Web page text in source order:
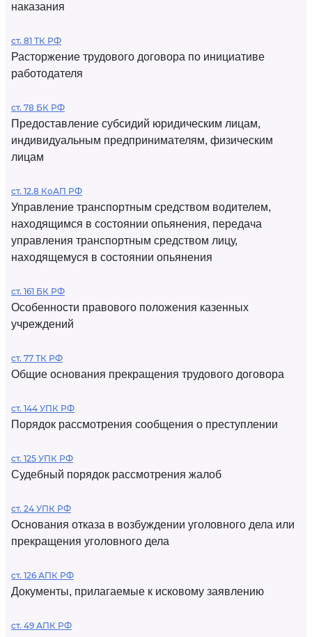
наказания
ст. 81 ТК РФ
Расторжение трудового договора по инициативе
работодателя
ст. 78 БК РФ
Предоставление субсидий юридическим лицам,
индивидуальным предпринимателям, физическим
лицам
ст. 12.8 КоАП РФ
Управление транспортным средством водителем,
находящимся в состоянии опьянения, передача
управления транспортным средством лицу,
находящемуся в состоянии опьянения
ст. 161 БК РФ
Особенности правового положения казенных
учреждений
ст. 77 ТК РФ
Общие основания прекращения трудового договора
ст. 144 УПК РФ
Порядок рассмотрения сообщения о преступлении
ст. 125 УПК РФ
Судебный порядок рассмотрения жалоб
ст. 24 УПК РФ
Основания отказа в возбуждении уголовного дела или
прекращения уголовного дела
ст. 126 АПК РФ
Документы, прилагаемые к исковому заявлению
ст. 49 АПК РФ